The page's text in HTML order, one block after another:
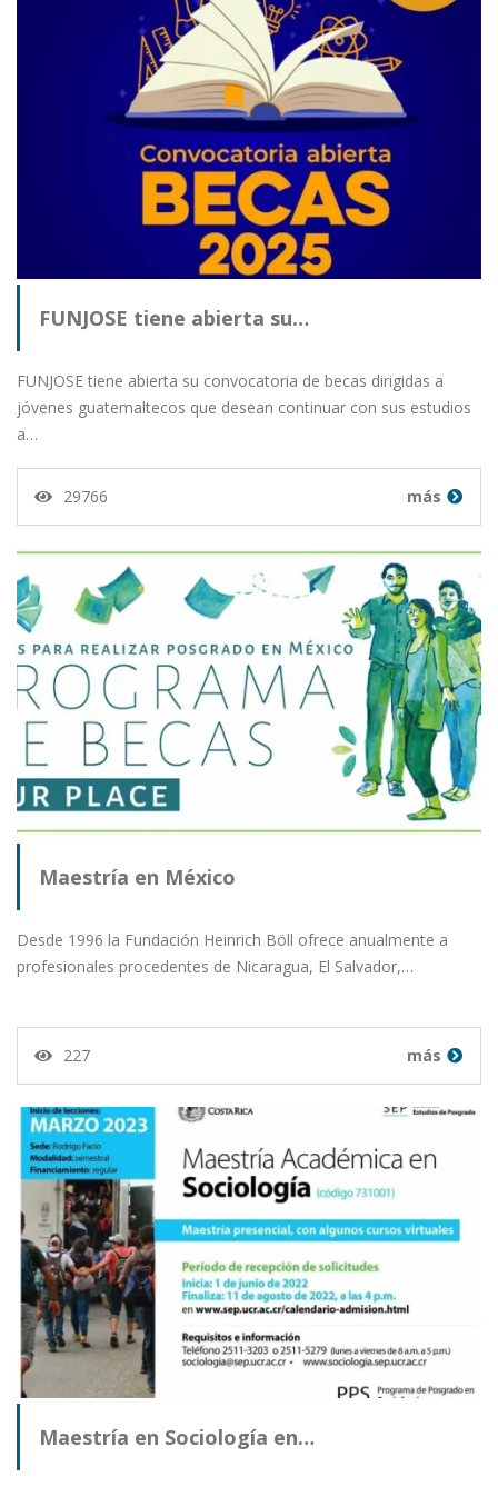
FUNJOSE tiene abierta su…
FUNJOSE tiene abierta su convocatoria de becas dirigidas a
jóvenes guatemaltecos que desean continuar con sus estudios
a…
29766 más
Maestría en México
Desde 1996 la Fundación Heinrich Böll ofrece anualmente a
profesionales procedentes de Nicaragua, El Salvador,…
227 más
Maestría en Sociología en…